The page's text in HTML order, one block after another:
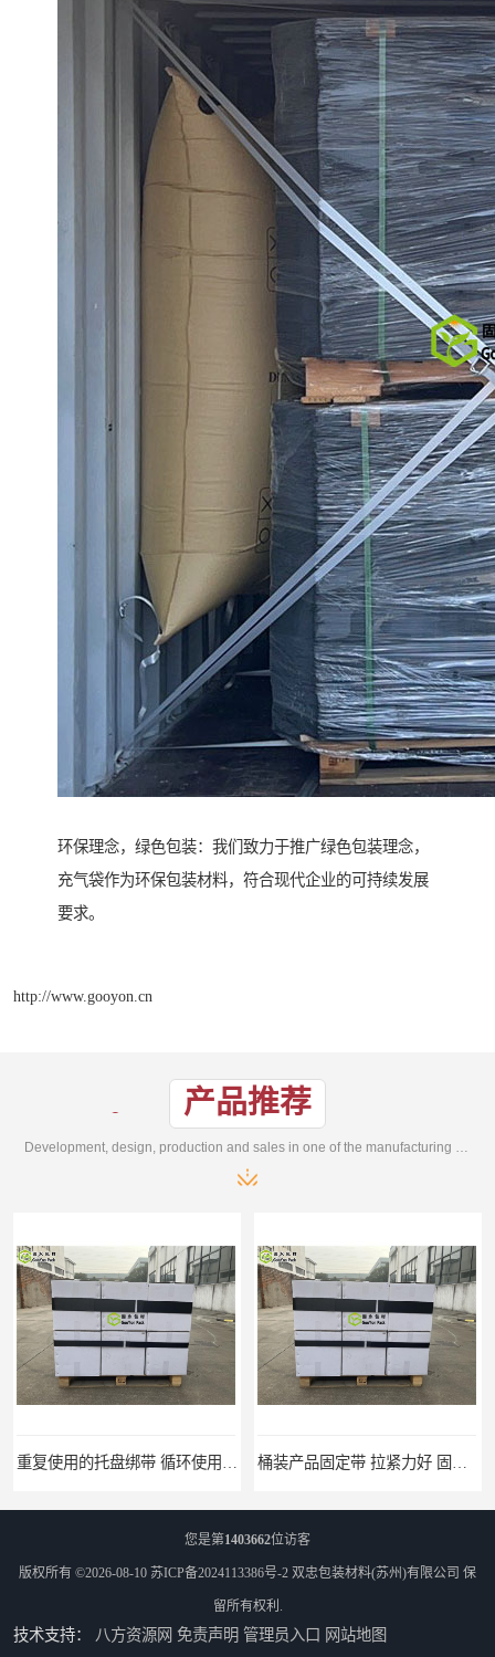
环保理念，绿色包装：我们致力于推广绿色包装理念，
充气袋作为环保包装材料，符合现代企业的可持续发展
要求。
http://www.gooyon.cn
产品推荐
您是第1403662位访客
版权所有 ©2026-08-10 苏ICP备2024113386号-2 双忠包装材料(苏州)有限公司 保
留所有权利.
技术支持： 八方资源网 免责声明 管理员入口 网站地图